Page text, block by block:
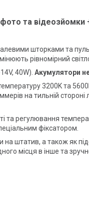
фото та
шторками та
рівномірний
40W). Акумулятори
3200K та
на тильній стороні
та регулювання
фіксатором.
штатив, а також як
місця в інше та